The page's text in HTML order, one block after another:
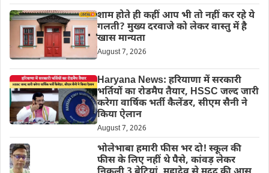
शाम होते ही कहीं आप भी तो नहीं कर रहे ये
गलती? मुख्य दरवाजे को लेकर वास्तु में है
खास मान्यता
August 7, 2026
Haryana News: हरियाणा में सरकारी
भर्तियों का रोडमैप तैयार, HSSC जल्द जारी
करेगा वार्षिक भर्ती कैलेंडर, सीएम सैनी ने
किया ऐलान
August 7, 2026
भोलेभाबा हमारी फीस भर दो! स्कूल की
फीस के लिए नहीं थे पैसे, कांवड़ लेकर